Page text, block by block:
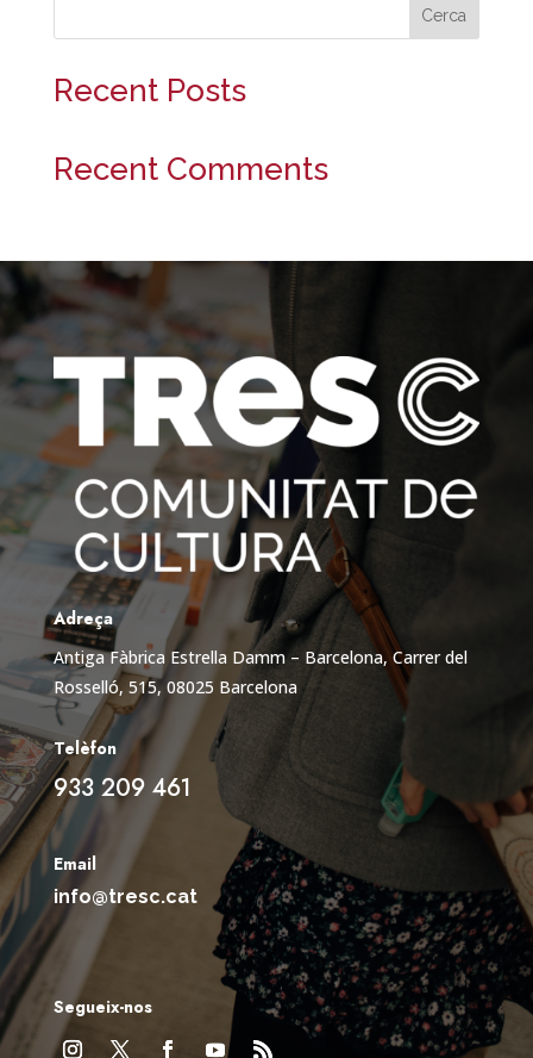
Cerca
Recent Posts
Recent Comments
Adreça
Antiga Fàbrica Estrella Damm – Barcelona,Carrer del
Rosselló, 515, 08025 Barcelona
Telèfon
933 209 461
Email
info@tresc.cat
Segueix-nos